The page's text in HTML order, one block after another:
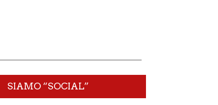
SIAMO “SOCIAL”